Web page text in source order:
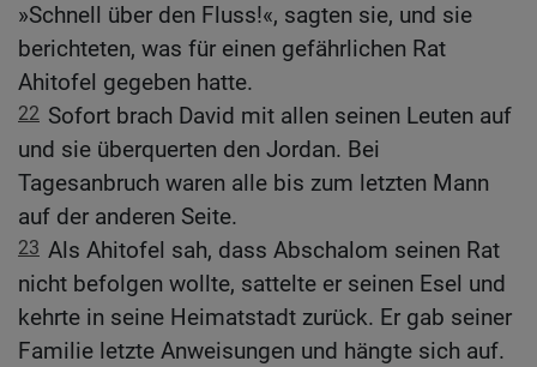
»Schnell über den Fluss!«, sagten sie, und sie
berichteten, was für einen gefährlichen Rat
Ahitofel gegeben hatte.
22 Sofort brach David mit allen seinen Leuten auf
und sie überquerten den Jordan. Bei
Tagesanbruch waren alle bis zum letzten Mann
auf der anderen Seite.
23 Als Ahitofel sah, dass Abschalom seinen Rat
nicht befolgen wollte, sattelte er seinen Esel und
kehrte in seine Heimatstadt zurück. Er gab seiner
Familie letzte Anweisungen und hängte sich auf.